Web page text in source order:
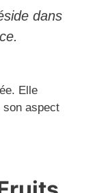
dans
Elle
aspect